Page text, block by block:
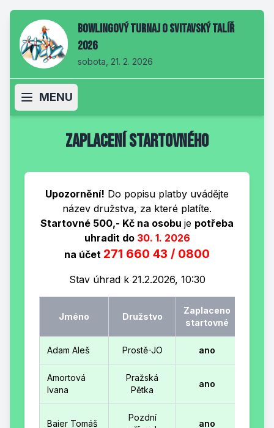
Bowlingový turnaj O svitavský talíř
2026
sobota, 21. 2. 2026
MENU
Zaplacení startovného
Upozornění! Do popisu platby uvádějte
název družstva, za které platíte.
Startovné 500,- Kč na osobu je potřeba
uhradit do 30. 1. 2026
na účet 271 660 43 / 0800
Stav úhrad k 21.2.2026, 10:30
Jméno Družstvo
Zaplaceno
startovné
Adam Aleš Prostě-JO ano
Amortová
Ivana
Pražská
Pětka
ano
Baier Tomáš
Pozdní
ano